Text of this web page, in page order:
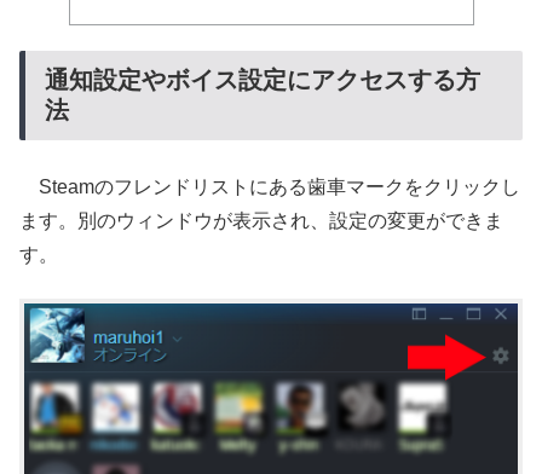
通知設定やボイス設定にアクセスする方
法
Steamのフレンドリストにある歯車マークをクリックし
ます。別のウィンドウが表示され、設定の変更ができま
す。